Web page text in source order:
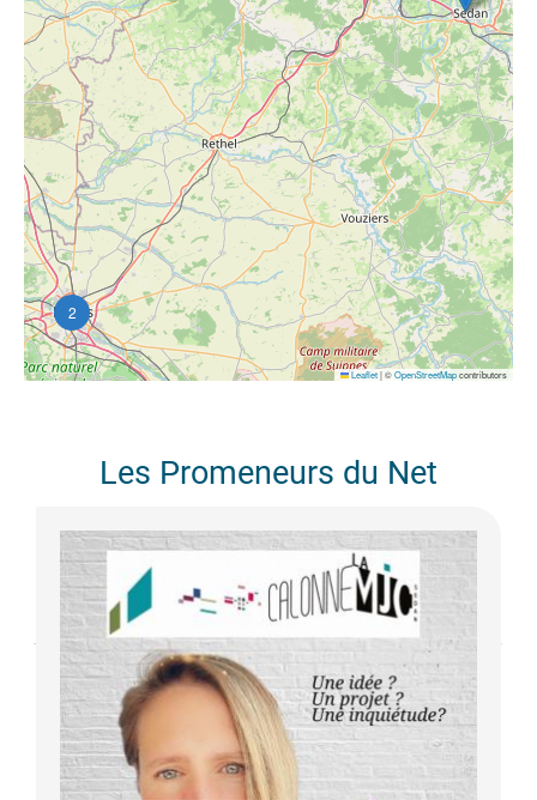
2
Leaflet|©OpenStreetMapcontributors
Les Promeneurs du Net